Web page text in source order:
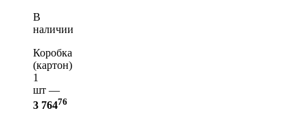
В
наличии
Коробка
(картон)
1
шт —
3 76476